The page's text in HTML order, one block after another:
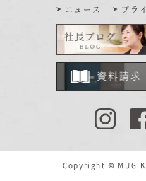
ニュース プラ
Copyright ©